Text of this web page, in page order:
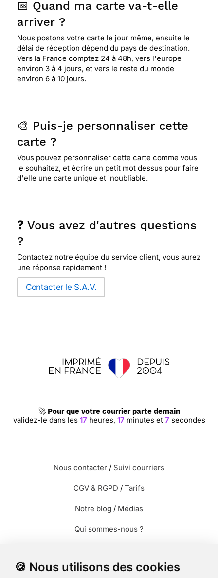
🍪 Nous utilisons des cookies
⭐⭐⭐⭐
Le 20/12/2017 : Pour son joli graphisme
et sa pureté
⭐⭐⭐⭐⭐ Le 08/11/2017 : belle et Très simple
⭐⭐⭐⭐ Le 08/11/2017 : Très simple
⭐⭐⭐⭐ Le 08/11/2017 : Très simple
⭐⭐⭐⭐
Le 18/09/2017 : Bien trouvée pour
présenter des remerciements. présentation
originale.
simple mais efficace qui passe pour beaucoup de
remerciement
⭐⭐⭐⭐
Le 26/07/2017 : Pure et simple , convient
à toutes formes de remerciements
Le 07/05/2015 : Reflet de l'eau la fleur
📅 Quand ma carte va-t-elle
arriver ?
Nous postons votre carte le jour même, ensuite le
délai de réception dépend du pays de destination.
Vers la France comptez 24 à 48h, vers l'europe
environ 3 à 4 jours, et vers le reste du monde
environ 6 à 10 jours.
🎨 Puis-je personnaliser cette
carte ?
Vous pouvez personnaliser cette carte comme vous
le souhaitez, et écrire un petit mot dessus pour faire
d'elle une carte unique et inoubliable.
❓ Vous avez d'autres questions
?
Contactez notre équipe du service client, vous aurez
une réponse rapidement !
Contacter le S.A.V.
🚀 Pour que votre courrier parte demain
validez-le dans les 17 heures, 17 minutes et 6 secondes
Nous contacter / Suivi courriers
CGV & RGPD / Tarifs
Notre blog / Médias
Qui sommes-nous ?
Envoyer des photos